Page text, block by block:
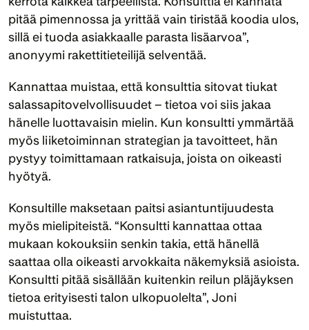
pitää pimennossa ja yrittää vain tiristää koodia ulos,
sillä ei tuoda asiakkaalle parasta lisäarvoa”,
anonyymi rakettitieteilijä selventää.
Kannattaa muistaa, että konsulttia sitovat tiukat
salassapitovelvollisuudet – tietoa voi siis jakaa
hänelle luottavaisin mielin. Kun konsultti ymmärtää
myös liiketoiminnan strategian ja tavoitteet, hän
pystyy toimittamaan ratkaisuja, joista on oikeasti
hyötyä.
Konsultille maksetaan paitsi asiantuntijuudesta
myös mielipiteistä. “Konsultti kannattaa ottaa
mukaan kokouksiin senkin takia, että hänellä
saattaa olla oikeasti arvokkaita näkemyksiä asioista.
Konsultti pitää sisällään kuitenkin reilun pläjäyksen
tietoa erityisesti talon ulkopuolelta”, Joni
muistuttaa.